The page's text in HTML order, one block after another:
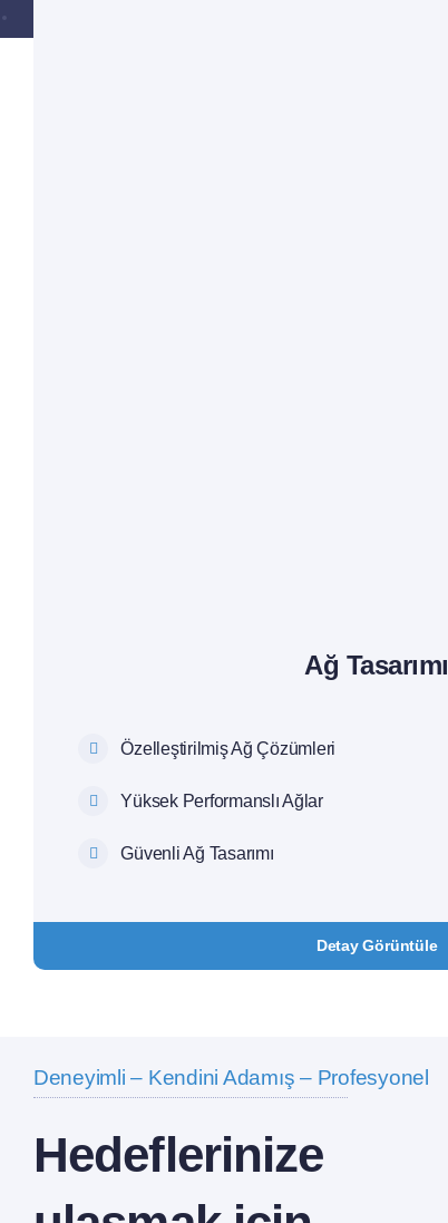
Ağ Tasarımı
Özelleştirilmiş Ağ Çözümleri
Yüksek Performanslı Ağlar
Güvenli Ağ Tasarımı
Detay Görüntüle
Deneyimli – Kendini Adamış – Profesyonel
Hedeflerinize